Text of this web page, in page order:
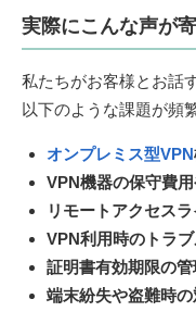
実際にこんな声が
私たちがお客様とお話
以下のような課題が頻
オンプレミス型VPN
VPN機器の保守費
リモートアクセス
VPN利用時のトラ
証明書有効期限の
端末紛失や盗難時